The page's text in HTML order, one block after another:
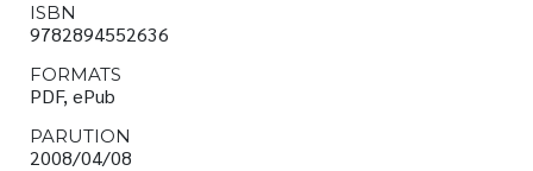
ISBN
9782894552636
FORMATS
PDF, ePub
PARUTION
2008/04/08